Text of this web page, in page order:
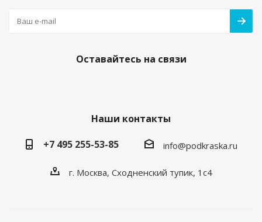
Оставайтесь на связи
Наши контакты
+7 495 255-53-85
info@podkraska.ru
г. Москва, Сходненский тупик, 1с4